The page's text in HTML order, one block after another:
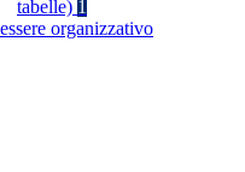
tabelle) 1
organizzativo